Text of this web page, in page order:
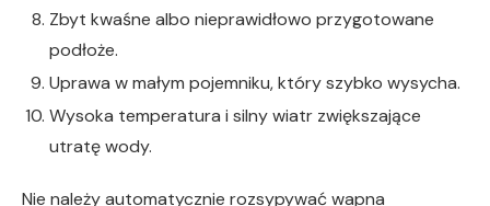
Zbyt kwaśne albo nieprawidłowo przygotowane
podłoże.
Uprawa w małym pojemniku, który szybko wysycha.
Wysoka temperatura i silny wiatr zwiększające
utratę wody.
Nie należy automatycznie rozsypywać wapna